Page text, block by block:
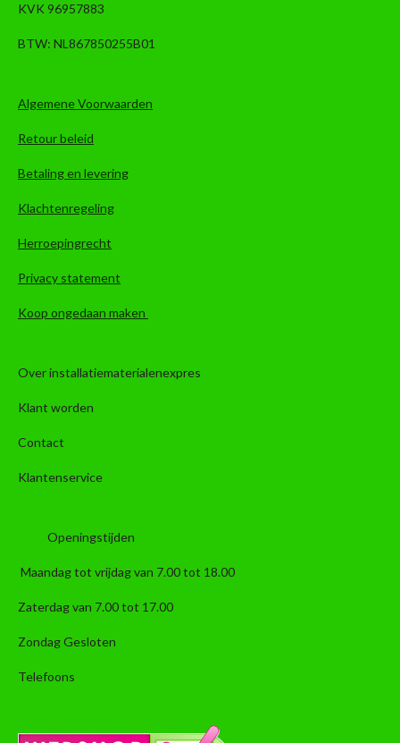
KVK 96957883
BTW: NL867850255B01
Algemene Voorwaarden
Retour beleid
Betaling en levering
Klachtenregeling
Herroepingrecht
Privacy statement
Koop ongedaan maken
Over installatiematerialenexpres
Klant worden
Contact
Klantenservice
Openingstijden
Maandag tot vrijdag van 7.00 tot 18.00
Zaterdag van 7.00 tot 17.00
Zondag Gesloten
Telefoons